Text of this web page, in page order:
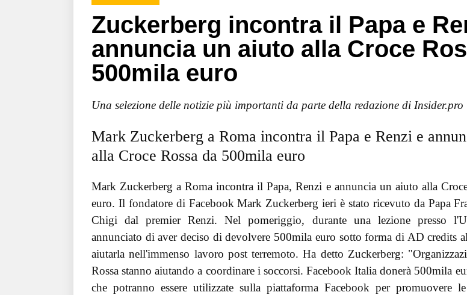
Zuckerberg incontra il Papa e
annuncia un aiuto alla Croce
500mila euro
Una selezione delle notizie più importanti da parte della redazione di Insider.pro
Mark Zuckerberg a Roma incontra il Papa e Renzi e
alla Croce Rossa da 500mila euro
Mark Zuckerberg a Roma incontra il Papa, Renzi e annuncia un aiuto alla
euro. Il fondatore di Facebook Mark Zuckerberg ieri è stato ricevuto da Papa
Chigi dal premier Renzi. Nel pomeriggio, durante una lezione presso
annunciato di aver deciso di devolvere 500mila euro sotto forma di AD credits
aiutarla nell'immenso lavoro post terremoto. Ha detto Zuckerberg:
Rossa stanno aiutando a coordinare i soccorsi. Facebook Italia donerà 500mila
che potranno essere utilizzate sulla piattaforma Facebook per promuovere